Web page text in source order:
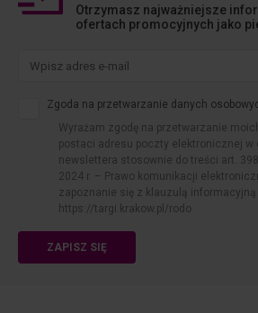
Otrzymasz najważniejsze
ofertach promocyjnych jako
Zgoda na przetwarzanie danych
Wyrażam zgodę na przetwarzanie
postaci adresu poczty elektronicznej w
newslettera stosownie do treści art.
2024 r. – Prawo komunikacji
zapoznanie się z klauzulą informacyjną
https://targi.krakow.pl/rodo
ZAPISZ SIĘ